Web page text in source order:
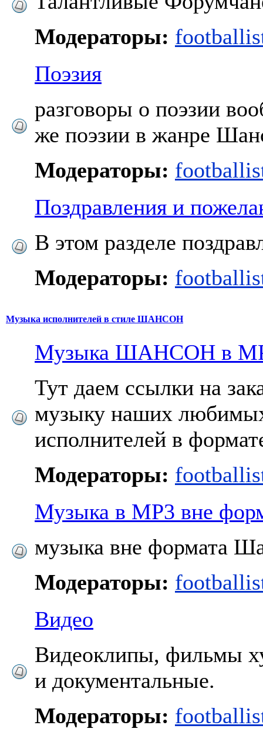
Модераторы:
Поэзия
разговоры о поэзии
же поэзии в жанре
Модераторы:
Поздравления и
В этом разделе
Модераторы:
Музыка исполнителей в стиле ШАНСОН
Музыка ШАНСОН в
Тут даем ссылки на
музыку наших
исполнителей в
Модераторы:
Музыка в МР3 вне
музыка вне формата
Модераторы:
Видео
Видеоклипы, фильмы
и документальные.
Модераторы: